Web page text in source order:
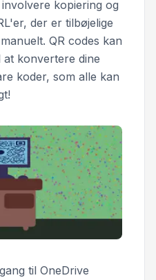
kopiering og
der er tilbøjelige
QR codes kan
at konvertere dine
koder, som alle kan
til OneDrive